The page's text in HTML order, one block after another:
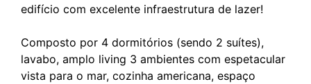
edifício com excelente infraestrutura de lazer!
Composto por 4 dormitórios (sendo 2 suítes),
lavabo, amplo living 3 ambientes com espetacular
vista para o mar, cozinha americana, espaço